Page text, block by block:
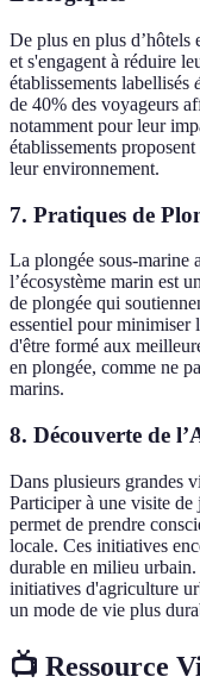
De plus en plus d’hôtels
et s'engagent à réduire
établissements labellisés
de 40% des voyageurs
notamment pour leur
établissements
leur environnement.
7. Pratiques de
La plongée sous-marine
l’écosystème marin est
de plongée qui
essentiel pour minimiser
d'être formé aux
en plongée, comme ne
marins.
8. Découverte de
Dans plusieurs grandes
Participer à une visite
permet de prendre
locale. Ces initiatives
durable en milieu
initiatives d'agriculture
un mode de vie plus
📺 Ressource